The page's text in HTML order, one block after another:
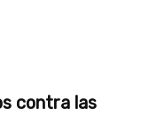
contra las